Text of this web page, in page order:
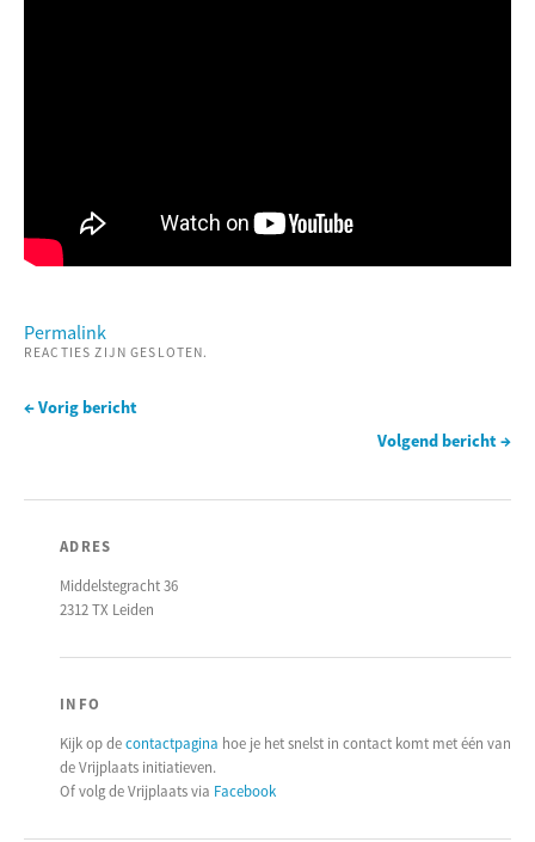
Permalink
REACTIES ZIJN GESLOTEN.
← Vorig bericht
Volgend bericht →
ADRES
Middelstegracht 36
2312 TX Leiden
INFO
Kijk op decontactpagina hoe je het snelst in contact komt met één van
de Vrijplaats initiatieven.
Of volg de Vrijplaats via Facebook